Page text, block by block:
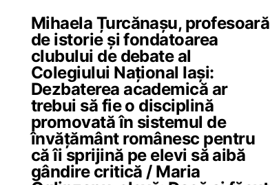
Mihaela Țurcănașu, profesoară
de istorie și fondatoarea
clubului de debate al
Colegiului Național Iași:
Dezbaterea academică ar
trebui să fie o disciplină
promovată în sistemul de
învățământ românesc pentru
că îi sprijină pe elevi să aibă
gândire critică / Maria